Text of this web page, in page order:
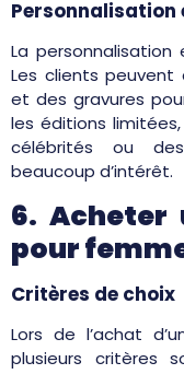
Personnalisation
La
Les clients peuvent
et des gravures
les éditions
célébrités ou
beaucoup d’intérêt.
6. Acheter
pour
Critères de choix
Lors de l’achat
plusieurs critères